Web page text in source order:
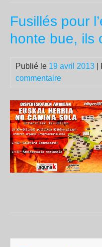
Fusillés pour
honte bue, ils
Publié le 19 avril 2013 |
commentaire